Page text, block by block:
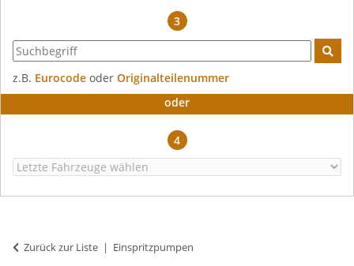
3
z.B. Eurocode oder Originalteilenummer
oder
4
Zurück zur Liste Einspritzpumpen